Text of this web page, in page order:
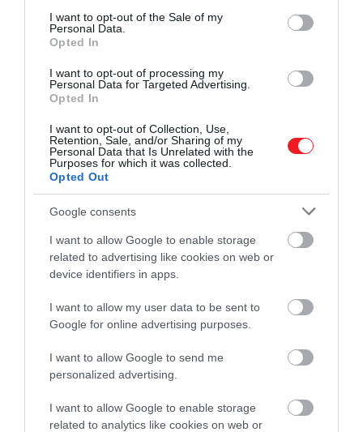
consent section.
I want to opt-out of the Sale of my
Personal Data.
Opted In
I want to opt-out of processing my
Personal Data for Targeted Advertising.
Opted In
I want to opt-out of Collection, Use,
Retention, Sale, and/or Sharing of my
Personal Data that Is Unrelated with the
Purposes for which it was collected.
Opted Out
Google consents
I want to allow Google to enable storage
related to advertising like cookies on web or
device identifiers in apps.
I want to allow my user data to be sent to
Google for online advertising purposes.
I want to allow Google to send me
personalized advertising.
I want to allow Google to enable storage
related to analytics like cookies on web or
eszünkbe. Az egyik közkedvelt város
utcáiról azonban most egy olyan videó…